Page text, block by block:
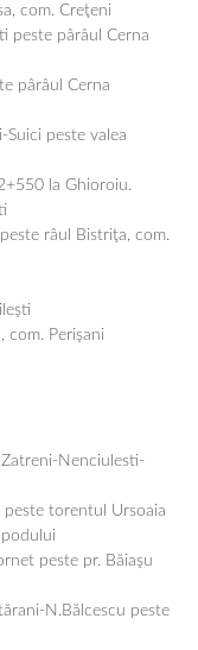
com. Creţeni
peste pârâul Cerna
pârâul Cerna
Suici peste valea
la Ghioroiu.
râul Bistriţa, com.
com. Perişani
Nenciulesti-
peste torentul Ursoaia
peste pr. Băiaşu
N.Bălcescu peste